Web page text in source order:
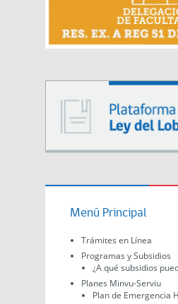
Menú Principal
Trámites en Línea
Programas y Subsidios
¿A qué subsidios
Planes Minvu-Serviu
Plan de Emergencia